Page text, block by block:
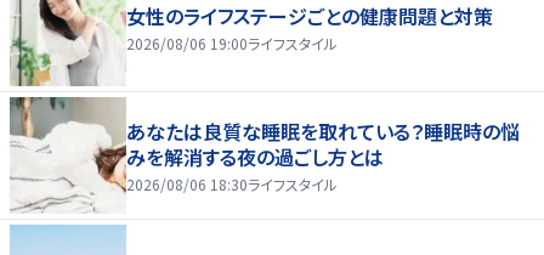
女性のライフステージごとの健康問題と対策
2026/08/06 19:00ライフスタイル
あなたは良質な睡眠を取れている？睡眠時の悩
みを解消する夜の過ごし方とは
2026/08/06 18:30ライフスタイル